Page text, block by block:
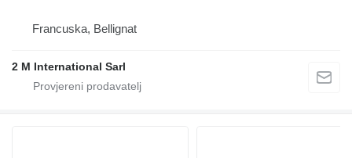
Francuska, Bellignat
2 M International Sarl